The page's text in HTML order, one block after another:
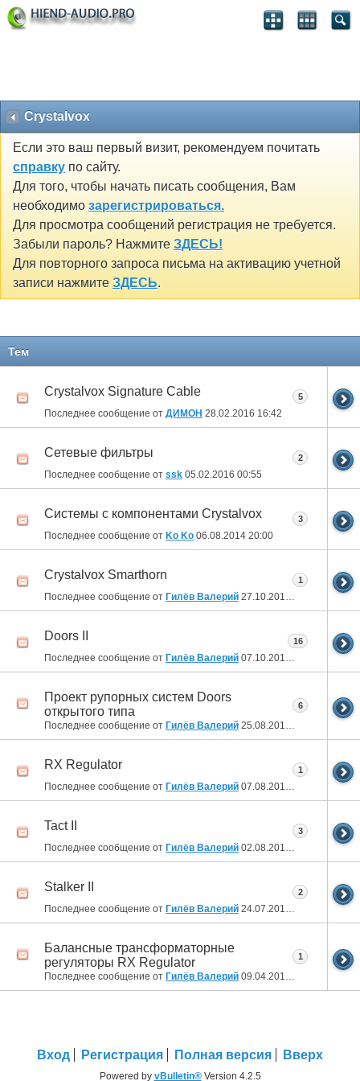
Crystalvox
Если это ваш первый визит, рекомендуем почитать
справку по сайту.
Для того, чтобы начать писать сообщения, Вам
необходимо зарегистрироваться.
Для просмотра сообщений регистрация не требуется.
Забыли пароль? Нажмите ЗДЕСЬ!
Для повторного запроса письма на активацию учетной
записи нажмите ЗДЕСЬ.
Тем
Crystalvox Signature Cable
Последнее сообщение от ДИМОН 28.02.2016 16:42
5
Сетевые фильтры
Последнее сообщение от ssk 05.02.2016 00:55
2
Системы с компонентами Crystalvox
Последнее сообщение от Ko Ko 06.08.2014 20:00
3
Crystalvox Smarthorn
Последнее сообщение от Гилёв Валерий 27.10.2013
1
Doors II
Последнее сообщение от Гилёв Валерий 07.10.2013
16
Проект рупорных систем Doors
открытого типа
Последнее сообщение от Гилёв Валерий 25.08.2013 13:32
6
RX Regulator
Последнее сообщение от Гилёв Валерий 07.08.2013 22:17
1
Tact II
Последнее сообщение от Гилёв Валерий 02.08.2013 20:05
3
Stalker II
Последнее сообщение от Гилёв Валерий 24.07.2013 23:36
2
Балансные трансформаторные
регуляторы RX Regulator
Последнее сообщение от Гилёв Валерий 09.04.2013 18:18
1
Вход Регистрация Полная версия Вверх
Powered by vBulletin®Version 4.2.5